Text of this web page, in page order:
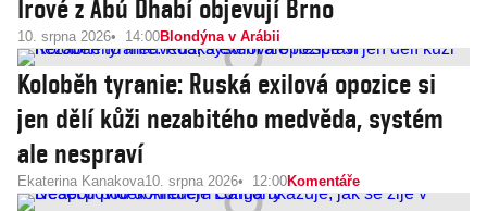
Irové z Abú Dhabí objevují Brno
10. srpna 2026 14:00Blondýna v Arábii
Koloběh tyranie: Ruská exilová opozice si
jen dělí kůži nezabitého medvěda, systém
ale nespraví
Ekaterina Kanakova10. srpna 2026 12:00Komentáře